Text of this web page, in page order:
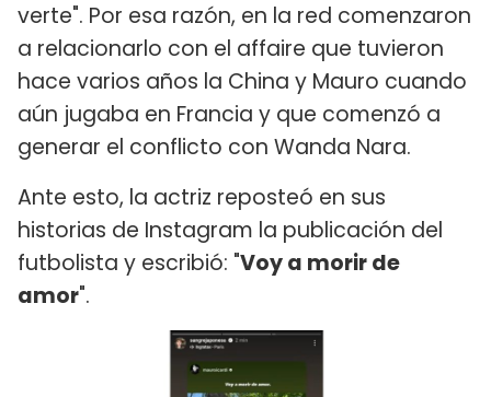
verte". Por esa razón, en la red comenzaron
a relacionarlo con el affaire que tuvieron
hace varios años la China y Mauro cuando
aún jugaba en Francia y que comenzó a
generar el conflicto con Wanda Nara.
Ante esto, la actriz reposteó en sus
historias de Instagram la publicación del
futbolista y escribió: "Voy a morir de
amor".